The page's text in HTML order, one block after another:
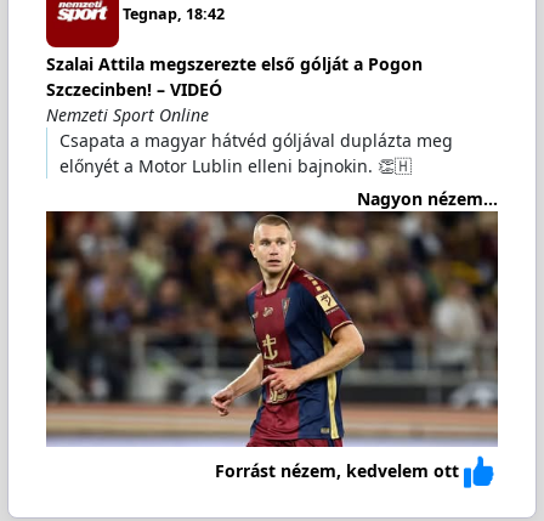
Tegnap, 18:42
Szalai Attila megszerezte első gólját a Pogon
Szczecinben! – VIDEÓ
Nemzeti Sport Online
Csapata a magyar hátvéd góljával duplázta meg
előnyét a Motor Lublin elleni bajnokin. 👏🇭
Nagyon nézem...
Forrást nézem, kedvelem ott